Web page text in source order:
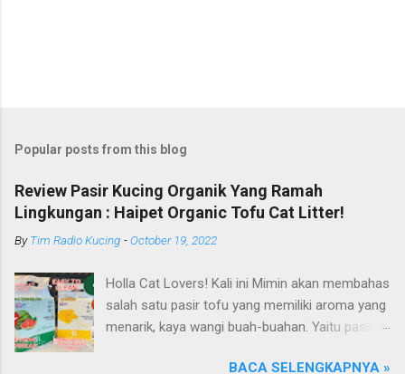
Popular posts from this blog
Review Pasir Kucing Organik Yang Ramah
Lingkungan : Haipet Organic Tofu Cat Litter!
ByTim Radio Kucing -October 19, 2022
Holla Cat Lovers! Kali ini Mimin akan membahas
salah satu pasir tofu yang memiliki aroma yang
menarik, kaya wangi buah-buahan. Yaitu pasir
Haipet merupakan salah satu merk produk
BACA SELENGKAPNYA »